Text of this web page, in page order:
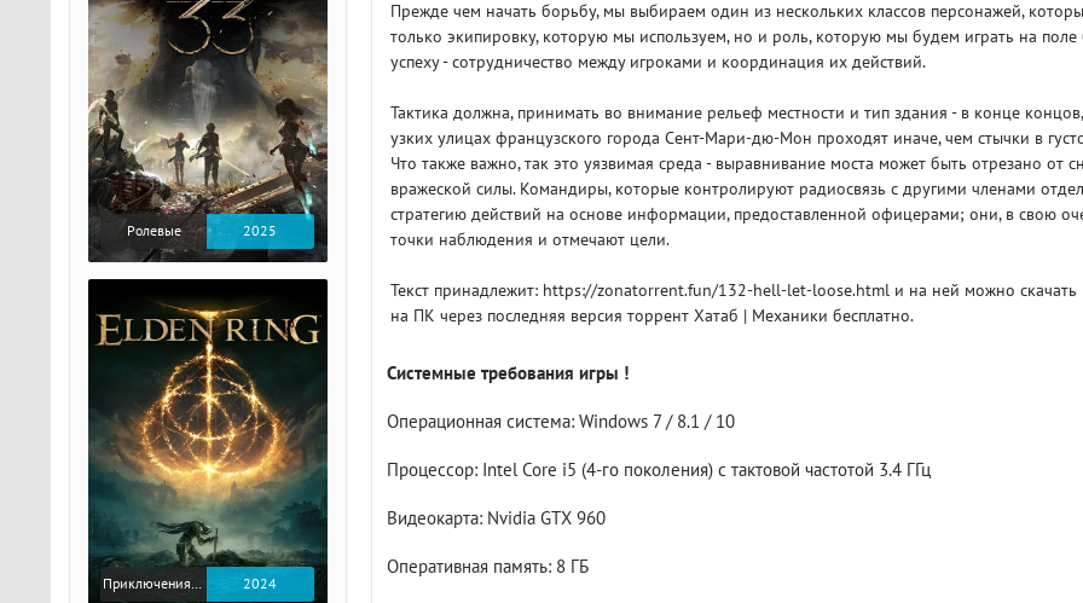
Прежде чем начать борьбу, мы выбираем один из нескольких классов персонажей,
только экипировку, которую мы используем, но и роль, которую мы будем играть на
успеху - сотрудничество между игроками и координация их действий.
Тактика должна, принимать во внимание рельеф местности и тип здания - в конце
узких улицах французского города Сент-Мари-дю-Мон проходят иначе, чем стычки в
Что также важно, так это уязвимая среда - выравнивание моста может быть отрезано от
вражеской силы. Командиры, которые контролируют радиосвязь с другими членами
стратегию действий на основе информации, предоставленной офицерами; они, в свою
точки наблюдения и отмечают цели.
Текст принадлежит: https://zonatorrent.fun/132-hell-let-loose.html и на ней можно скачать
на ПК через последняя версия торрент Хатаб | Механики бесплатно.
Системные требования игры !
Операционная система: Windows 7 / 8.1 / 10
Процессор: Intel Core i5 (4-го поколения) с тактовой частотой 3.4 ГГц
Видеокарта: Nvidia GTX 960
Оперативная память: 8 ГБ
Ролевые 2025
Приключения / Экшен / Ролевые 2024
Рейтинг
V RISING